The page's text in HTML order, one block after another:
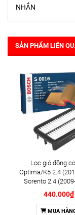
NHẮN
SẢN PHẨM LIÊN
Lọc gió động
Optima/K5 2.4
Sorento 2.4
HYUNDAI Sonata
Santafe 2.4 (2009-
hãng Bosch
440.000₫
MUA